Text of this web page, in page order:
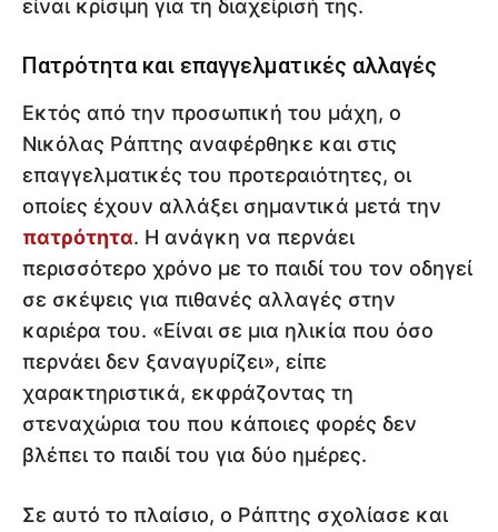
είναι κρίσιμη για τη διαχείρισή της.
Πατρότητα και επαγγελματικές αλλαγές
Εκτός από την προσωπική του μάχη, ο
Νικόλας Ράπτης αναφέρθηκε και στις
επαγγελματικές του προτεραιότητες, οι
οποίες έχουν αλλάξει σημαντικά μετά την
πατρότητα. Η ανάγκη να περνάει
περισσότερο χρόνο με το παιδί του τον οδηγεί
σε σκέψεις για πιθανές αλλαγές στην
καριέρα του. «Είναι σε μια ηλικία που όσο
περνάει δεν ξαναγυρίζει», είπε
χαρακτηριστικά, εκφράζοντας τη
στεναχώρια του που κάποιες φορές δεν
βλέπει το παιδί του για δύο ημέρες.
Σε αυτό το πλαίσιο, ο Ράπτης σχολίασε και